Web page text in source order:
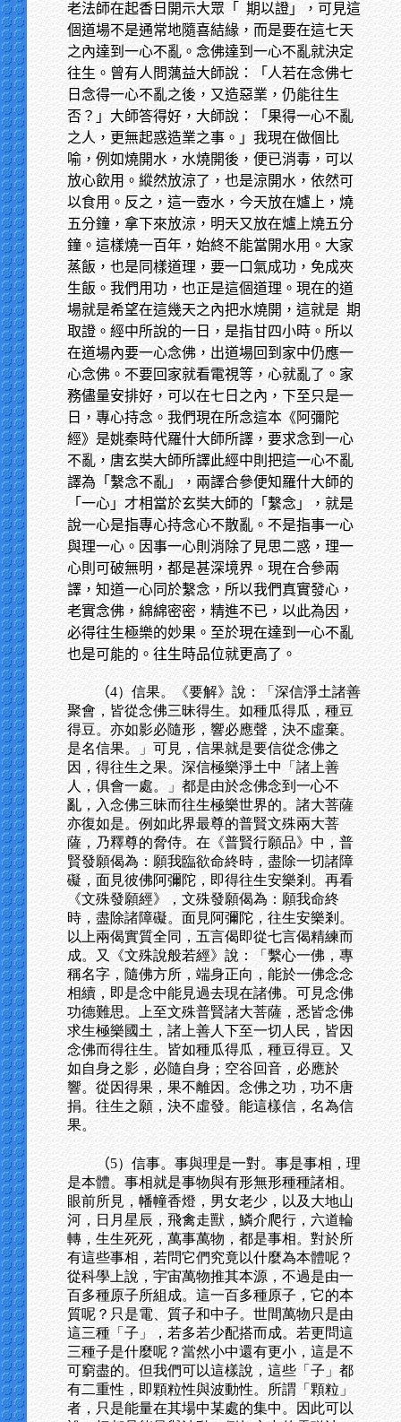
老法師在起香日開示大眾「
期以證」，可見這
個道場不是通常地隨喜結緣，而是要在這七天
之內達到一心不亂。念佛達到一心不亂就決定
往生。曾有人問蕅益大師說：「人若在念佛七
日念得一心不亂之後，又造惡業，仍能往生
否？」大師答得好，大師說：「果得一心不亂
之人，更無起惑造業之事。」我現在做個比
喻，例如燒開水，水燒開後，便已消毒，可以
放心飲用。縱然放涼了，也是涼開水，依然可
以食用。反之，這一壺水，今天放在爐上，燒
五分鐘，拿下來放涼，明天又放在爐上燒五分
鐘。這樣燒一百年，始終不能當開水用。大家
蒸飯，也是同樣道理，要一口氣成功，免成夾
生飯。我們用功，也正是這個道理。現在的道
場就是希望在這幾天之內把水燒開，這就是 期
取證。經中所說的一日，是指甘四小時。所以
在道場內要一心念佛，出道場回到家中仍應一
心念佛。不要回家就看電視等，心就亂了。家
務儘量安排好，可以在七日之內，下至只是一
日，專心持念。我們現在所念這本《阿彌陀
經》是姚秦時代羅什大師所譯，要求念到一心
不亂，唐玄奘大師所譯此經中則把這一心不亂
譯為「繫念不亂」，兩譯合參便知羅什大師的
「一心」才相當於玄奘大師的「繫念」，就是
說一心是指專心持念心不散亂。不是指事一心
與理一心。因事一心則消除了見思二惑，理一
心則可破無明，都是甚深境界。現在合參兩
譯，知道一心同於繫念，所以我們真實發心，
老實念佛，綿綿密密，精進不已，以此為因，
必得往生極樂的妙果。至於現在達到一心不亂
也是可能的。往生時品位就更高了。
（4）信果。《要解》說：「深信淨土諸善
聚會，皆從念佛三昧得生。如種瓜得瓜，種豆
得豆。亦如影必隨形，響必應聲，決不虛棄。
是名信果。」可見，信果就是要信從念佛之
因，得往生之果。深信極樂淨土中「諸上善
人，俱會一處。」都是由於念佛念到一心不
亂，入念佛三昧而往生極樂世界的。諸大菩薩
亦復如是。例如此界最尊的普賢文殊兩大菩
薩，乃釋尊的脅侍。在《普賢行願品》中，普
賢發願偈為：願我臨欲命終時，盡除一切諸障
礙，面見彼佛阿彌陀，即得往生安樂剎。再看
《文殊發願經》，文殊發願偈為：願我命終
時，盡除諸障礙。面見阿彌陀，往生安樂剎。
以上兩偈實質全同，五言偈即從七言偈精練而
成。又《文殊說般若經》說：「繫心一佛，專
稱名字，隨佛方所，端身正向，能於一佛念念
相續，即是念中能見過去現在諸佛。可見念佛
功德難思。上至文殊普賢諸大菩薩，悉皆念佛
求生極樂國土，諸上善人下至一切人民，皆因
念佛而得往生。皆如種瓜得瓜，種豆得豆。又
如自身之影，必隨自身；空谷回音，必應於
響。從因得果，果不離因。念佛之功，功不唐
捐。往生之願，決不虛發。能這樣信，名為信
果。
（5）信事。事與理是一對。事是事相，理
是本體。事相就是事物與有形無形種種諸相。
眼前所見，幡幢香燈，男女老少，以及大地山
河，日月星辰，飛禽走獸，鱗介爬行，六道輪
轉，生生死死，萬事萬物，都是事相。對於所
有這些事相，若問它們究竟以什麼為本體呢？
從科學上說，宇宙萬物推其本源，不過是由一
百多種原子所組成。這一百多種原子，它的本
質呢？只是電、質子和中子。世間萬物只是由
這三種「子」，若多若少配搭而成。若更問這
三種子是什麼呢？當然小中還有更小，這是不
可窮盡的。但我們可以這樣說，這些「子」都
有二重性，即顆粒性與波動性。所謂「顆粒」
者，只是能量在其場中某處的集中。因此可以